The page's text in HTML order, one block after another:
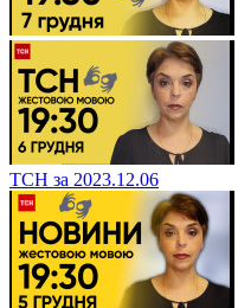
ТСН за 2023.12.06